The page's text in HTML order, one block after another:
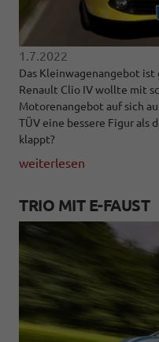
1.7.2022
Das Kleinwagenangebot
Renault Clio IV wollte mit
Motorenangebot auf sich
TÜV eine bessere Figur als
klappt?
weiterlesen
TRIO MIT E-FAUST